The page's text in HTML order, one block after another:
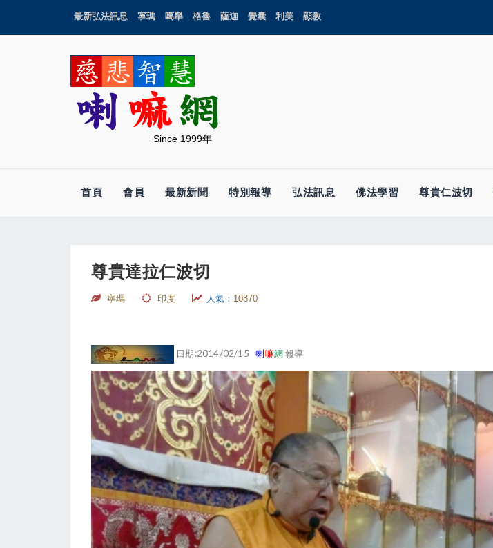
最新弘法訊息 寧瑪 噶舉 格魯 薩迦 覺囊 利美 顯教
Since 1999年
首頁 會員 最新新聞 特別報導 弘法訊息 佛法學習 尊貴仁波切
尊貴達拉仁波切
寧瑪 印度 人氣： 10870
日期:2014/02/15喇嘛網報導